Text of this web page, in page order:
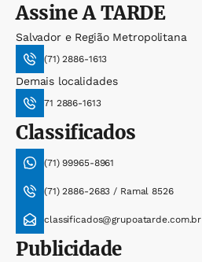
AssineA TARDE
Salvador e Região Metropolitana
(71) 2886-1613
Demais localidades
71 2886-1613
Classificados
(71) 99965-8961
(71) 2886-2683 / Ramal 8526
classificados@grupoatarde.com.br
Publicidade